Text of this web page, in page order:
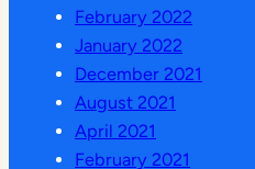
February 2022
January 2022
December 2021
August 2021
April 2021
February 2021